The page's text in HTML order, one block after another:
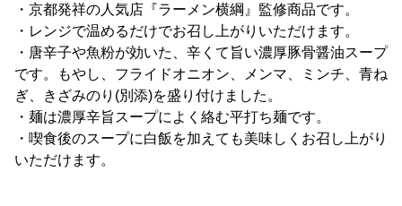
・京都発祥の人気店『ラーメン横綱』監修商品です。
・レンジで温めるだけでお召し上がりいただけます。
・唐辛子や魚粉が効いた、辛くて旨い濃厚豚骨醤油スープ
です。もやし、フライドオニオン、メンマ、ミンチ、青ね
ぎ、きざみのり(別添)を盛り付けました。
・麺は濃厚辛旨スープによく絡む平打ち麺です。
・喫食後のスープに白飯を加えても美味しくお召し上がり
いただけます。